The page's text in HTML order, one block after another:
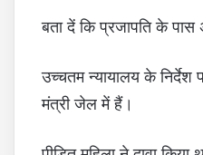
बता दें कि प्रजापति के
उच्चतम न्यायालय के निर्देश
मंत्री जेल में हैं।